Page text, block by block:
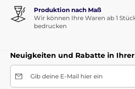
Produktion nach Maß
Wir können Ihre Waren ab 1
bedrucken
Neuigkeiten und Rabatte in
Gib deine E-Mail hier ein